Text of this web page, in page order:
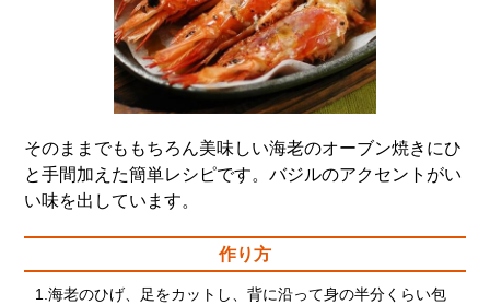
そのままでももちろん美味しい海老のオーブン焼きにひ
と手間加えた簡単レシピです。バジルのアクセントがい
い味を出しています。
作り方
1.海老のひげ、足をカットし、背に沿って身の半分くらい包